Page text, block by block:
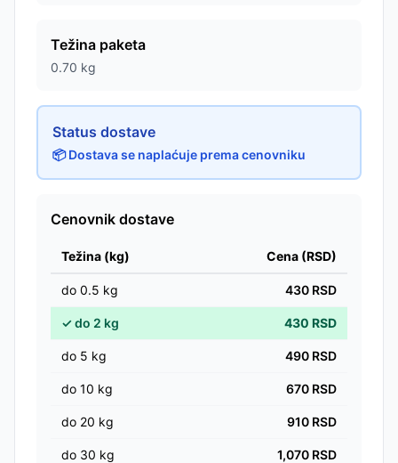
Težina paketa
0.70 kg
Status dostave
📦 Dostava se naplaćuje prema cenovniku
Cenovnik dostave
Težina (kg) Cena (RSD)
do 0.5 kg 430 RSD
✓do 2 kg 430 RSD
do 5 kg 490 RSD
do 10 kg 670 RSD
do 20 kg 910 RSD
do 30 kg 1,070 RSD